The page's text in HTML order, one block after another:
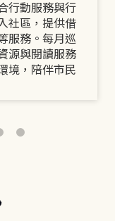
行動服務與行
社區，提供借
服務。每月巡
源與閱讀服務
境，陪伴市民